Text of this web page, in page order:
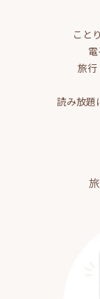
こと
旅行
読み放題